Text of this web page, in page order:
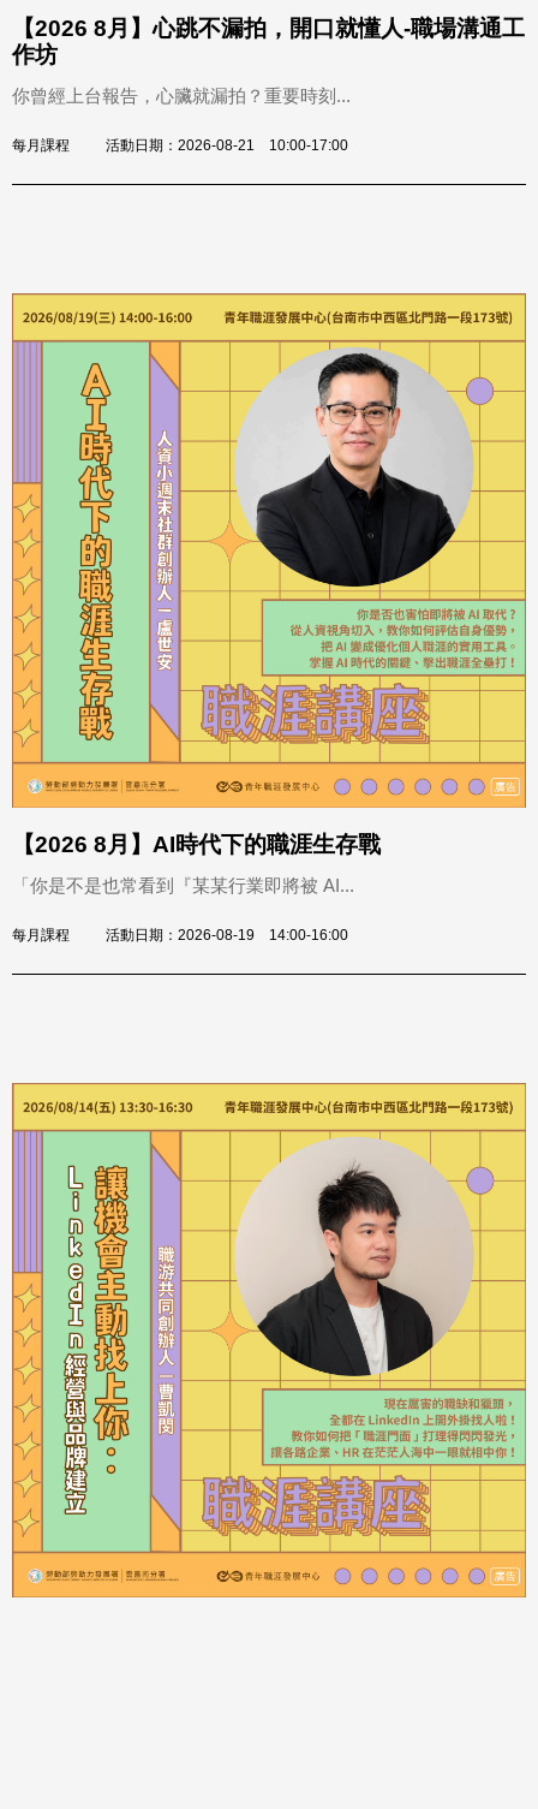
【2026 8月】心跳不漏拍，開口就懂人-職場溝通工
作坊
你曾經上台報告，心臟就漏拍？重要時刻...
每月課程 活動日期：2026-08-21 10:00-17:00
【2026 8月】AI時代下的職涯生存戰
「你是不是也常看到『某某行業即將被 AI...
每月課程 活動日期：2026-08-19 14:00-16:00